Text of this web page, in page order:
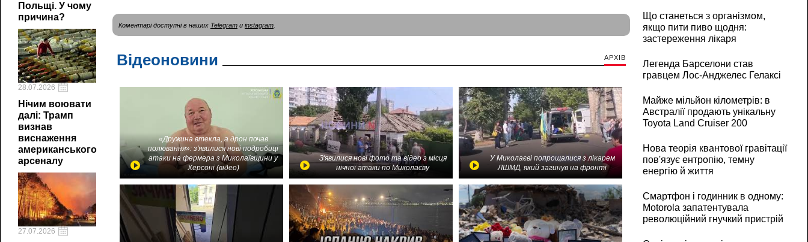
Польщі. У чому
причина?
28.07.2026
Нічим воювати
далі: Трамп
визнав
виснаження
американського
арсеналу
27.07.2026
Коментарі доступні в наших Telegram и instagram
Відеоновини АРХІВ
«Дружина втекла, а дрон почав
полювання»: з'явилися нові подробиці
атаки на фермера з Миколаївщини у
Херсоні (відео)
З'явилися нові фото та відео з місця
нічної атаки по Миколаєву
У Миколаєві попрощалися з лікарем
ЛШМД, який загинув на фронті
Що станеться з організмом,
якщо пити пиво щодня:
застереження лікаря
Легенда Барселони став
гравцем Лос-Анджелес Гелаксі
Майже мільйон кілометрів: в
Австралії продають унікальну
Toyota Land Cruiser 200
Нова теорія квантової гравітації
пов'язує ентропію, темну
енергію й життя
Смартфон і годинник в одному:
Motorola запатентувала
революційний гнучкий пристрій